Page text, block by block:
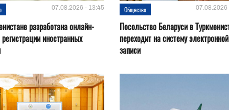
07.08.2026 - 13:45
разработана онлайн-
иностранных
Общество 07.08.2026
Посольство Беларуси в
переходит на систему электронной
записи